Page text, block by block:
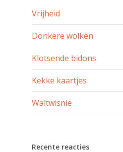
Vrijheid
Donkere wolken
Klotsende bidons
Kekke kaartjes
Waltwisnie
Recente reacties